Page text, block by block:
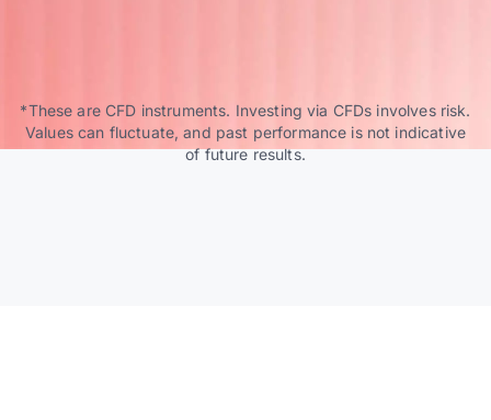
*These are CFD instruments. Investing via CFDs involves risk.
Values can fluctuate, and past performance is not indicative
of future results.